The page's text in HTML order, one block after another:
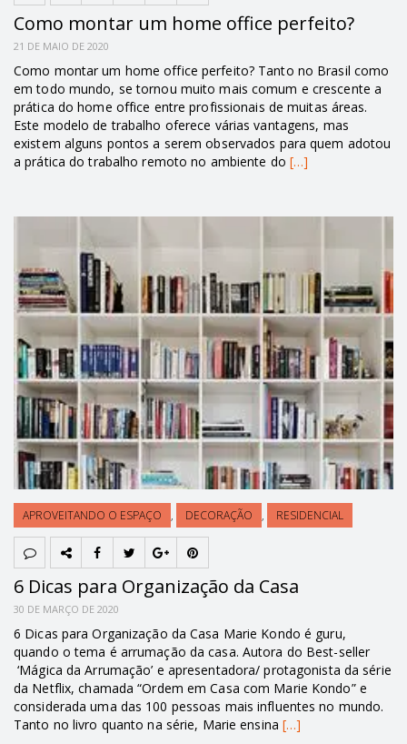
Como montar um home office perfeito?
21 DE MAIO DE 2020
Como montar um home office perfeito? Tanto no Brasil como
em todo mundo, se tornou muito mais comum e crescente a
prática do home office entre profissionais de muitas áreas.
Este modelo de trabalho oferece várias vantagens, mas
existem alguns pontos a serem observados para quem adotou
a prática do trabalho remoto no ambiente do […]
APROVEITANDO O ESPAÇO , DECORAÇÃO , RESIDENCIAL
6 Dicas para Organização da Casa
30 DE MARÇO DE 2020
6 Dicas para Organização da Casa Marie Kondo é guru,
quando o tema é arrumação da casa. Autora do Best-seller
‘Mágica da Arrumação’ e apresentadora/ protagonista da série
da Netflix, chamada “Ordem em Casa com Marie Kondo” e
considerada uma das 100 pessoas mais influentes no mundo.
Tanto no livro quanto na série, Marie ensina[…]